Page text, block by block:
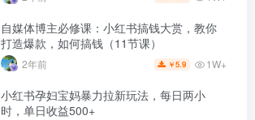
自媒体博主必修课：小红书搞钱大赏，教你
打造爆款，如何搞钱（11节课）
2年前 ￥5.9 1W+
小红书孕妇宝妈暴力拉新玩法，每日两小
时，单日收益500+